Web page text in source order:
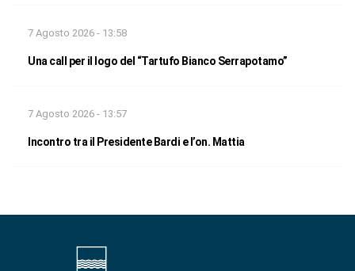
7 Agosto 2026 - 13:58
Una call per il logo del “Tartufo Bianco Serrapotamo”
7 Agosto 2026 - 13:57
Incontro tra il Presidente Bardi e l’on. Mattia